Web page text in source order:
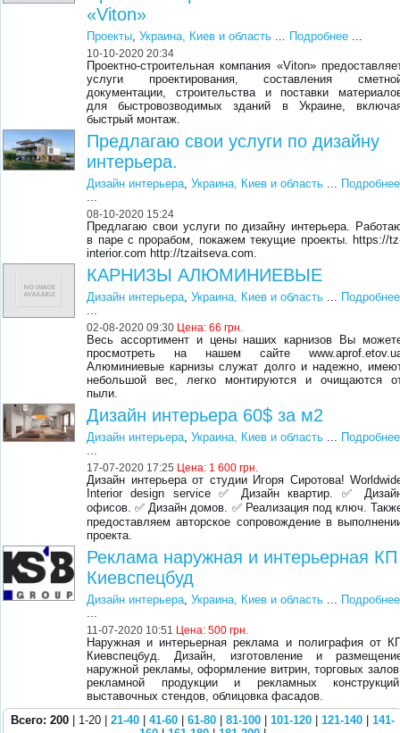
«Viton»
Проекты ,Украина, Киев и область Подробнее
10-10-2020 20:34
Проектно-строительная компания «Viton»
услуги проектирования, составления
документации, строительства и поставки
для быстровозводимых зданий в Украине,
быстрый монтаж.
Предлагаю свои услуги по дизайну
интерьера.
Дизайн интерьера ,Украина, Киев и область
Подробнее
08-10-2020 15:24
Предлагаю свои услуги по дизайну интерьера.
в паре с прорабом, покажем текущие проекты. https://
interior.com http://tzaitseva.com.
КАРНИЗЫ АЛЮМИНИЕВЫЕ
Дизайн интерьера ,Украина, Киев и область
Подробнее
02-08-2020 09:30 Цена:66 грн.
Весь ассортимент и цены наших карнизов Вы
просмотреть на нашем сайте
Алюминиевые карнизы служат долго и надежно,
небольшой вес, легко монтируются и очищаются
пыли.
Дизайн интерьера 60$ за м2
Дизайн интерьера ,Украина, Киев и область
Подробнее
17-07-2020 17:25 Цена: 1 600 грн.
Дизайн интерьера от студии Игоря Сиротова!
Interior design service ✅ Дизайн квартир. ✅
офисов. ✅ Дизайн домов. ✅ Реализация под ключ.
предоставляем авторское сопровождение в
проекта.
Реклама наружная и интерьерная КП
Киевспецбуд
Дизайн интерьера ,Украина, Киев и область
Подробнее
11-07-2020 10:51 Цена:500 грн.
Наружная и интерьерная реклама и полиграфия от
Киевспецбуд. Дизайн, изготовление и
наружной рекламы, оформление витрин, торговых
рекламной продукции и рекламных
выставочных стендов, облицовка фасадов.
Всего: 200 | 1-20 | 21-40 41-60 61-80 81-100 101-120 121-140
141-